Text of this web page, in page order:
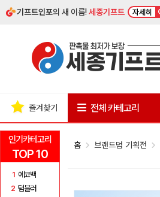
기프트인포의 새 이름!세종기프트 자세히
인기카테고리
TOP 10
1 에코백
2 텀블러
즐겨찾기 전체 카테고리
홈 브랜드덤 기획전